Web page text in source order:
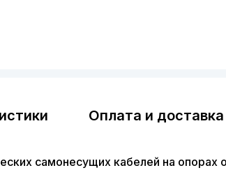
Оплата и доставка
самонесущих кабелей на